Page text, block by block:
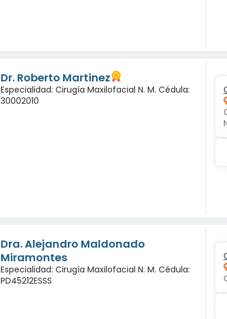
Dr. Roberto Martinez
Especialidad: Cirugía Maxilofacial N. M. Cédula:
30002010
Dra. Alejandro Maldonado
Miramontes
Especialidad: Cirugía Maxilofacial N. M. Cédula:
PD45212ESSS